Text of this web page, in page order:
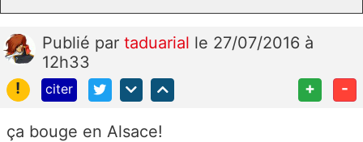
Publié par taduarial le 27/07/2016 à
12h33
!
citer + -
ça bouge en Alsace!